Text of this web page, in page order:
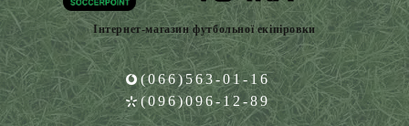
Інтернет-магазин футбольної екіпіровки
(066)563-01-16
(096)096-12-89